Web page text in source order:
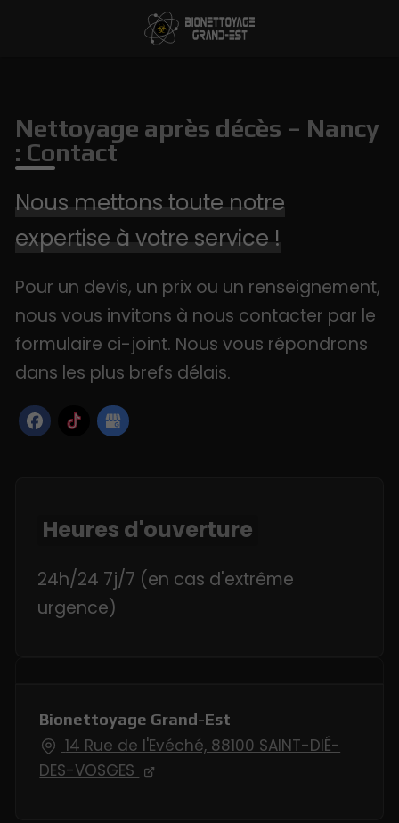
Nettoyage après décès – Nancy
: Contact
Nous mettons toute notre
expertise à votre service !
Pour un devis, un prix ou un renseignement,
nous vous invitons à nous contacter par le
formulaire ci-joint. Nous vous répondrons
dans les plus brefs délais.
Heures d'ouverture
24h/24 7j/7 (en cas d'extrême
urgence)
Bionettoyage Grand-Est
14 Rue de l'Evéché, 88100 SAINT-DIÉ-
DES-VOSGES